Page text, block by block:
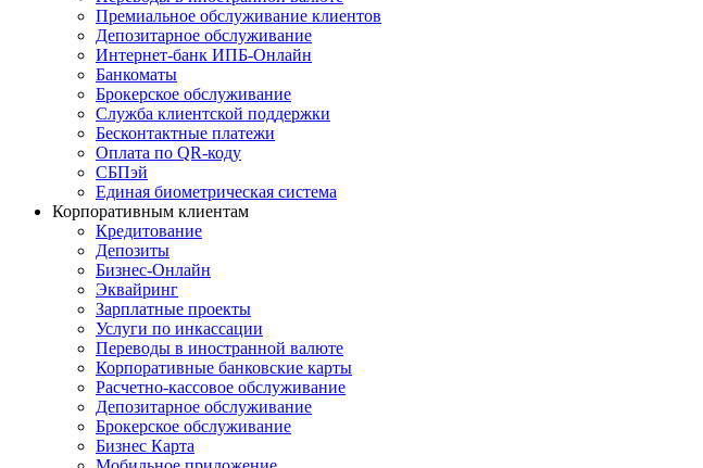
Премиальное обслуживание клиентов
Депозитарное обслуживание
Интернет-банк ИПБ-Онлайн
Банкоматы
Брокерское обслуживание
Служба клиентской поддержки
Бесконтактные платежи
Оплата по QR-коду
СБПэй
Единая биометрическая система
Корпоративным клиентам
Кредитование
Депозиты
Бизнес-Онлайн
Эквайринг
Зарплатные проекты
Услуги по инкассации
Переводы в иностранной валюте
Корпоративные банковские карты
Расчетно-кассовое обслуживание
Депозитарное обслуживание
Брокерское обслуживание
Бизнес Карта